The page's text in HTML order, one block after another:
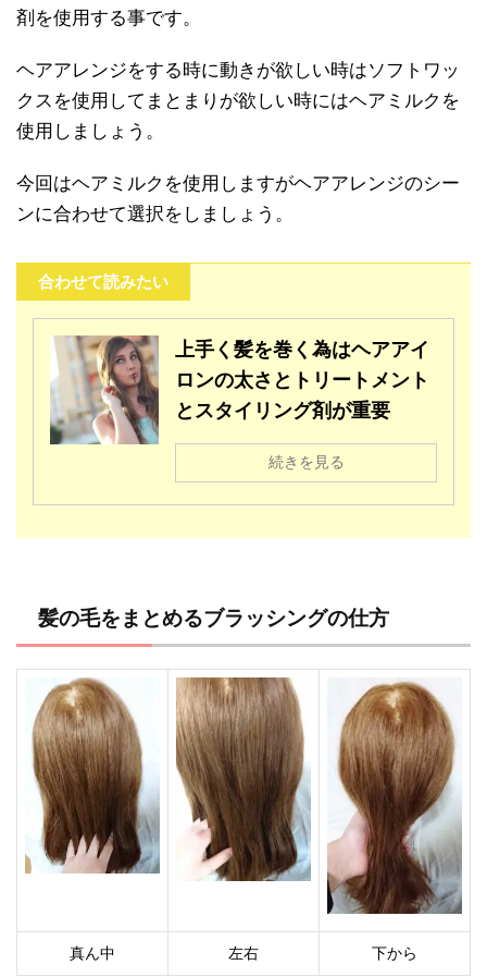
剤を使用する事です。
ヘアアレンジをする時に動きが欲しい時はソフトワッ
クスを使用してまとまりが欲しい時にはヘアミルクを
使用しましょう。
今回はヘアミルクを使用しますがヘアアレンジのシー
ンに合わせて選択をしましょう。
合わせて読みたい
上手く髪を巻く為はヘアアイ
ロンの太さとトリートメント
とスタイリング剤が重要
続きを見る
髪の毛をまとめるブラッシングの仕方
真ん中 左右 下から